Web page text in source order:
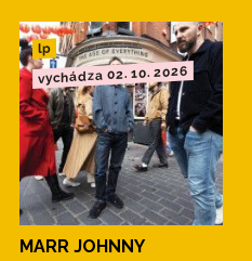
lp
vychádza 02. 10. 2026
MARR JOHNNY